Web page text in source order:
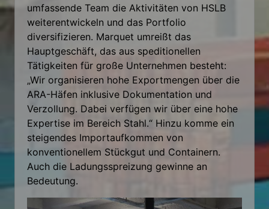
umfassende Team die Aktivitäten von HSLB
weiterentwickeln und das Portfolio
diversifizieren. Marquet umreißt das
Hauptgeschäft, das aus speditionellen
Tätigkeiten für große Unternehmen besteht:
„Wir organisieren hohe Exportmengen über die
ARA-Häfen inklusive Dokumentation und
Verzollung. Dabei verfügen wir über eine hohe
Expertise im Bereich Stahl.“ Hinzu komme ein
steigendes Importaufkommen von
konventionellem Stückgut und Containern.
Auch die Ladungsspreizung gewinne an
Bedeutung.